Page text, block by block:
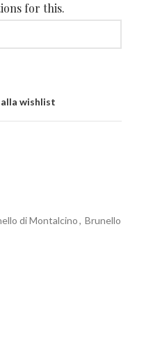
for this.
wishlist
di Montalcino, Brunello